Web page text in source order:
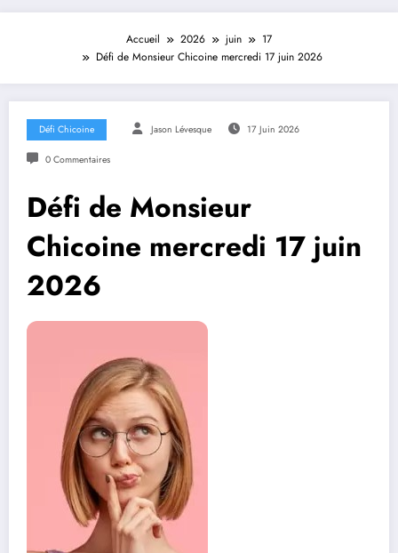
Accueil 2026 juin
17
Défi de Monsieur Chicoine mercredi 17 juin 2026
Défi Chicoine Jason Lévesque 17 Juin 2026
0 Commentaires
Défi de Monsieur
Chicoine mercredi 17 juin
2026